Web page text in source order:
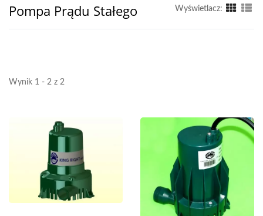
Pompa Prądu Stałego Wyświetlacz:
Wynik 1 - 2 z 2